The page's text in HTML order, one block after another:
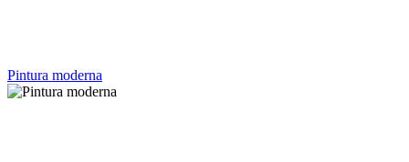
Pintura moderna